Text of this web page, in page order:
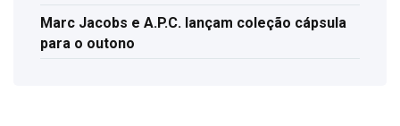
Marc Jacobs e A.P.C. lançam coleção cápsula
para o outono